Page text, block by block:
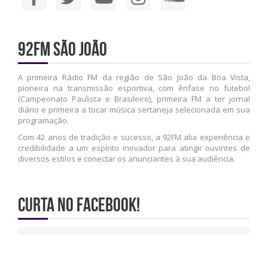
92FM São João
A primeira Rádio FM da região de São João da Boa Vista,
pioneira na transmissão esportiva, com ênfase no futebol
(Campeonato Paulista e Brasileiro), primeira FM a ter jornal
diário e primeira a tocar música sertaneja selecionada em sua
programação.
Com 42 anos de tradição e sucesso, a 92FM alia experiência e
credibilidade a um espírito inovador para atingir ouvintes de
diversos estilos e conectar os anunciantes à sua audiência.
Curta no Facebook!